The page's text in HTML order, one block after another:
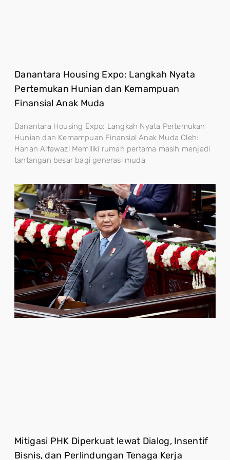
Danantara Housing Expo: Langkah Nyata
Pertemukan Hunian dan Kemampuan
Finansial Anak Muda
Danantara Housing Expo: Langkah Nyata Pertemukan
Hunian dan Kemampuan Finansial Anak Muda Oleh:
Hanan Alfawazi Memiliki rumah pertama masih menjadi
tantangan besar bagi generasi muda
Mitigasi PHK Diperkuat lewat Dialog, Insentif
Bisnis, dan Perlindungan Tenaga Kerja